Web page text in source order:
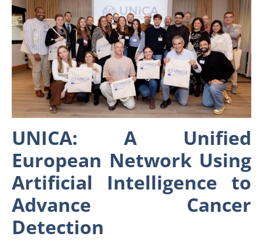
UNICA: A Unified
European Network Using
Artificial Intelligence to
Advance Cancer
Detection